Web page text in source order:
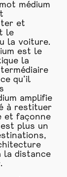
médium
et
le
la voiture.
est le
la
qu’il
amplifie
à restituer
et façonne
plus un
la distance